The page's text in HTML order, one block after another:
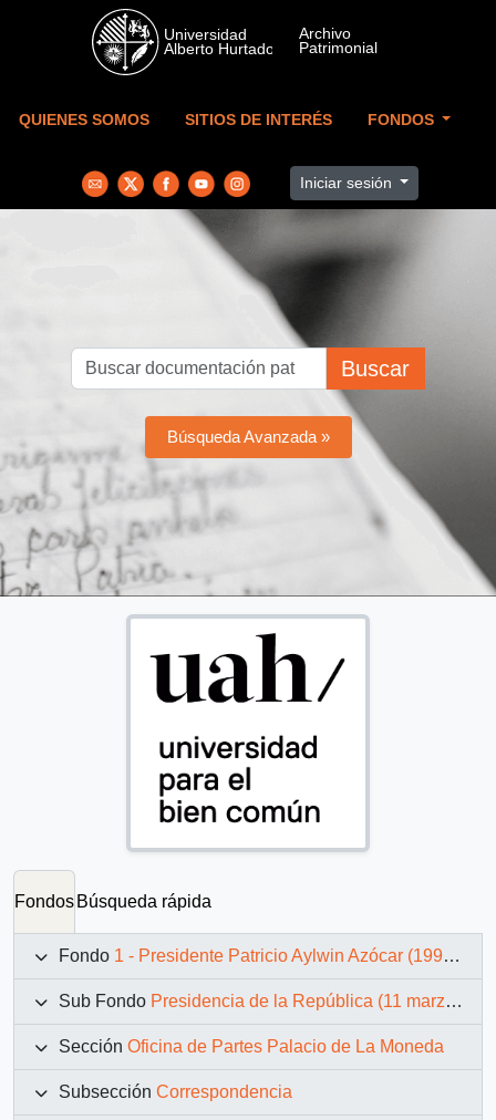
Skip to main content
QUIENES SOMOS SITIOS DE INTERÉS FONDOS
Iniciar sesión
Buscar
Búsqueda Avanzada »
Fondos Búsqueda rápida
Fondo 1 - Presidente Patricio Aylwin Azócar (1990-1994)
Sub Fondo Presidencia de la República (11 marzo 1990 – 11 marzo 1994)
Sección Oficina de Partes Palacio de La Moneda
Subsección Correspondencia